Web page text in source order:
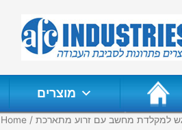
מוצרים
Home / למקלדת מחשב עם זרוע מתארכת